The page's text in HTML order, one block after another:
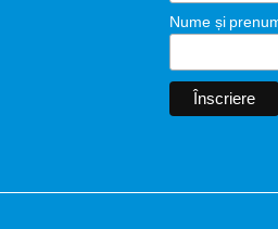
Nume și